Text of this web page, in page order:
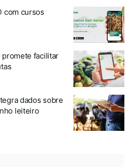
com cursos
promete facilitar
dados sobre
leiteiro